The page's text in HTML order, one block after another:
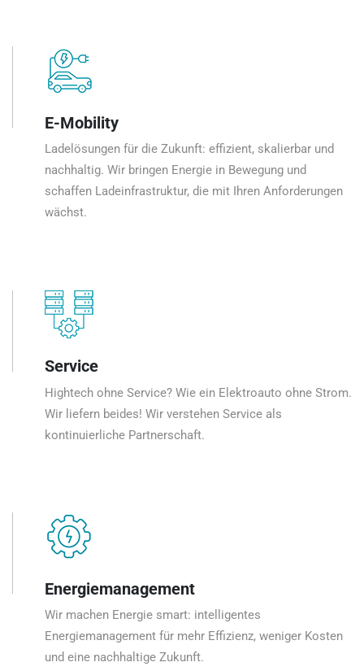
E-Mobility
Ladelösungen für die Zukunft: effizient, skalierbar und
nachhaltig. Wir bringen Energie in Bewegung und
schaffen Ladeinfrastruktur, die mit Ihren Anforderungen
wächst.
Service
Hightech ohne Service? Wie ein Elektroauto ohne Strom.
Wir liefern beides! Wir verstehen Service als
kontinuierliche Partnerschaft.
Energiemanagement
Wir machen Energie smart: intelligentes
Energiemanagement für mehr Effizienz, weniger Kosten
und eine nachhaltige Zukunft.